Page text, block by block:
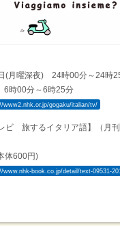
(月曜深夜) 24時00分～24時
00分～6時25分
www2.nhk.or.jp/gogaku/italian/tv/
ビ 旅するイタリア語】（月刊
体600円)
www.nhk-book.co.jp/detail/text-09531-